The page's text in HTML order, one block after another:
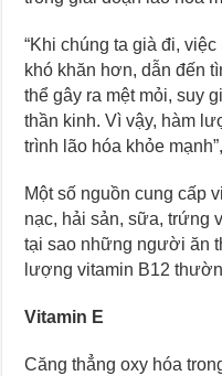
“Khi chúng ta già đi,
khó khăn hơn, dẫn đến
thể gây ra mệt mỏi, suy
thần kinh. Vì vậy, hàm
trình lão hóa khỏe
Một số nguồn cung cấp
nạc, hải sản, sữa, trứng
tại sao những người ăn
lượng vitamin B12
Vitamin E
Căng thẳng oxy hóa